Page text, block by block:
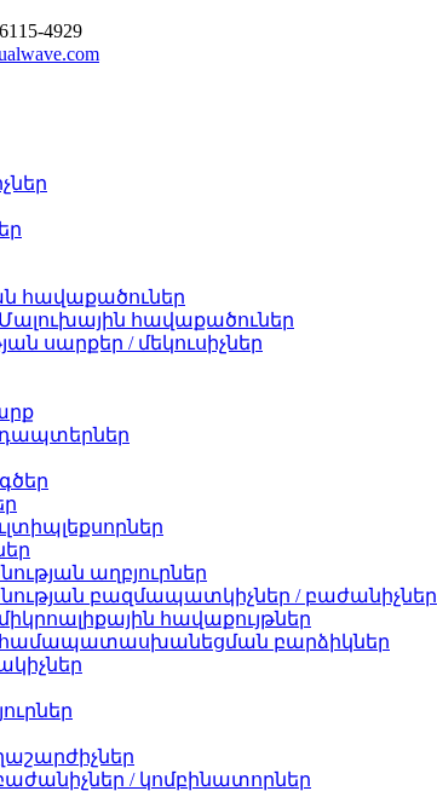
4929
հավաքածուներ
հավաքածուներ
սարքեր / մեկուսիչներ
աղբյուրներ
բազմապատկիչներ / բաժանիչներ
հավաքույթներ
բարձիկներ
/ կոմբինատորներ